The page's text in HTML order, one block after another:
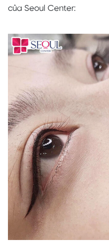
của Seoul Center: